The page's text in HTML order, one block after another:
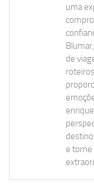
uma
de
e torne